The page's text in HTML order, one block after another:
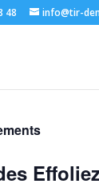
48 info@tir-